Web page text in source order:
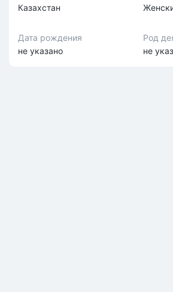
Казахстан
Дата рождения
не указано
Род
не